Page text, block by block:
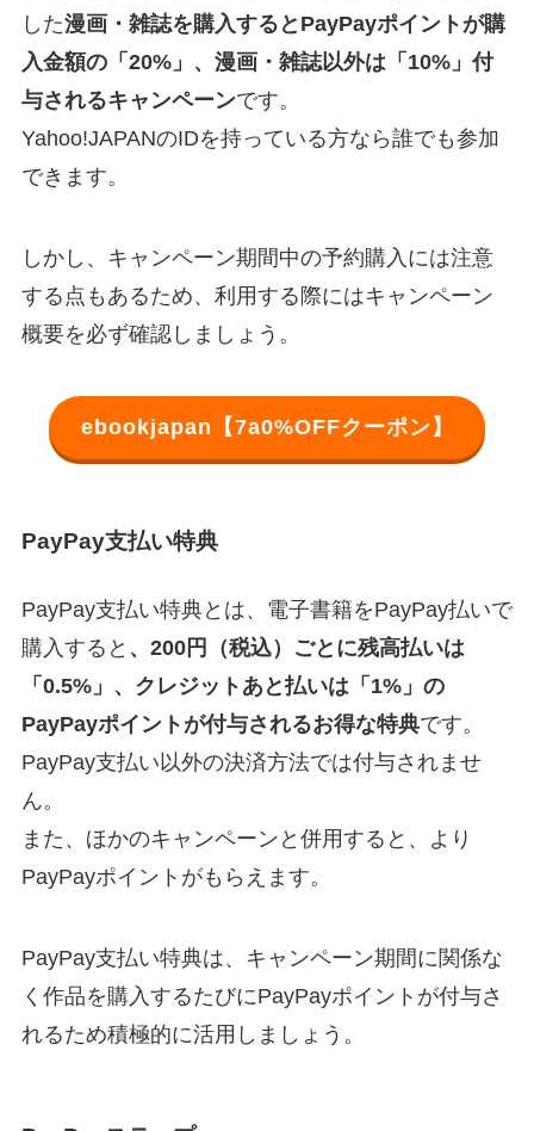
した漫画・雑誌を購入するとPayPayポイントが購
入金額の「20%」、漫画・雑誌以外は「10%」付
与されるキャンペーンです。
Yahoo!JAPANのIDを持っている方なら誰でも参加
できます。
しかし、キャンペーン期間中の予約購入には注意
する点もあるため、利用する際にはキャンペーン
概要を必ず確認しましょう。
ebookjapan【7a0%OFFクーポン】
PayPay支払い特典
PayPay支払い特典とは、電子書籍をPayPay払いで
購入すると 、200円（税込）ごとに残高払いは
「0.5%」、クレジットあと払いは「1%」の
PayPayポイントが付与されるお得な特典です。
PayPay支払い以外の決済方法では付与されませ
ん。
また、ほかのキャンペーンと併用すると、より
PayPayポイントがもらえます。
PayPay支払い特典は、キャンペーン期間に関係な
く作品を購入するたびにPayPayポイントが付与さ
れるため積極的に活用しましょう。